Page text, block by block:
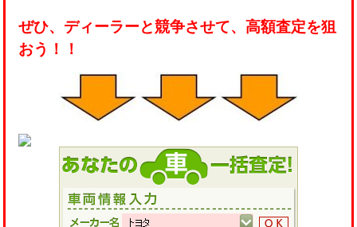
ぜひ、ディーラーと競争させて、高額査定を狙
おう！！